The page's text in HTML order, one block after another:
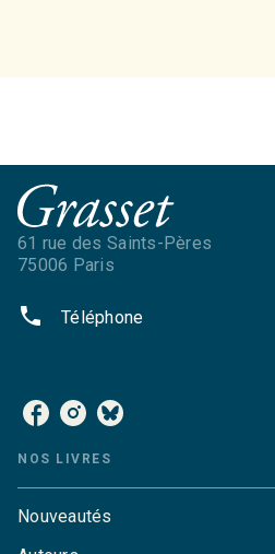
61 rue des Saints-Pères
75006 Paris
phone Téléphone
NOS LIVRES
Nouveautés